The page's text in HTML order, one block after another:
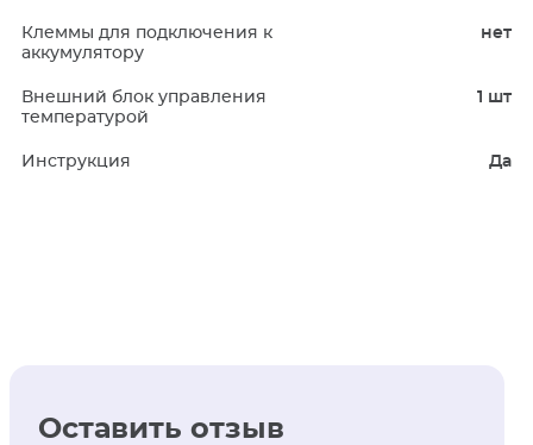
Клеммы для подключения к
аккумулятору
нет
Внешний блок управления
температурой
1 шт
Инструкция Да
Оставить отзыв